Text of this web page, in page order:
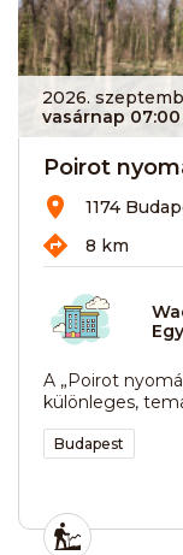
2026.
vasárnap 07:00
Poirot
1174
8 km
A „Poirot
különleges,
Budapest